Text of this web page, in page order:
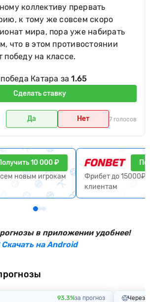
коллективу прервать
к тому же совсем скоро
мира, пора уже набирать
что в этом противостоянии
победу на классе.
Катара за1.65
Сделать ставку
Да Нет 7 голосов
10 000 ₽
новым игрокам
Фрибет до 15000₽
клиентам
в приложении удобнее!
Скачать на Android
93.3%за прогноз Через